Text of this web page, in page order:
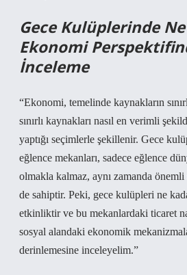
Gece Kulüplerinde
Ekonomi
İnceleme
“Ekonomi, temelinde kaynakların
sınırlı kaynakları nasıl en verimli
yaptığı seçimlerle şekillenir. Gece
eğlence mekanları, sadece eğlence
olmakla kalmaz, aynı zamanda
de sahiptir. Peki, gece kulüpleri ne
etkinliktir ve bu mekanlardaki ticaret
sosyal alandaki ekonomik
derinlemesine inceleyelim.”